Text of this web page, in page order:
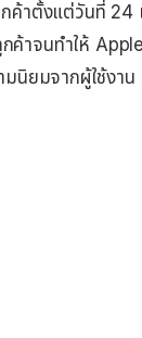
ค้าตั้งแต่วันที่
าจนทำให้
ยมจากผู้ใช้งาน